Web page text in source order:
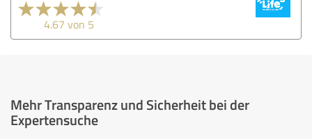
4.67 von 5
Mehr Transparenz und Sicherheit bei der
Expertensuche